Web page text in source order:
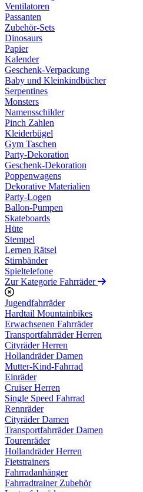
Ventilatoren
Passanten
Zubehör-Sets
Dinosaurs
Papier
Kalender
Geschenk-Verpackung
Baby und Kleinkindbücher
Serpentines
Monsters
Namensschilder
Pinch Zahlen
Kleiderbügel
Gym Taschen
Party-Dekoration
Geschenk-Dekoration
Poppenwagens
Dekorative Materialien
Party-Logen
Ballon-Pumpen
Skateboards
Hüte
Stempel
Lernen Rätsel
Stirnbänder
Spieltelefone
Zur Kategorie Fahrräder
Jugendfahrräder
Hardtail Mountainbikes
Erwachsenen Fahrräder
Transportfahrräder Herren
Cityräder Herren
Hollandräder Damen
Mutter-Kind-Fahrrad
Einräder
Cruiser Herren
Single Speed Fahrrad
Rennräder
Cityräder Damen
Transportfahrräder Damen
Tourenräder
Hollandräder Herren
Fietstrainers
Fahrradanhänger
Fahrradtrainer Zubehör